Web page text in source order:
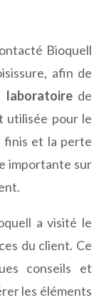
Bioquell
afin de
laboratoirede
utilisée pour le
finis et la perte
importante sur
a visité le
du client. Ce
conseils et
les éléments